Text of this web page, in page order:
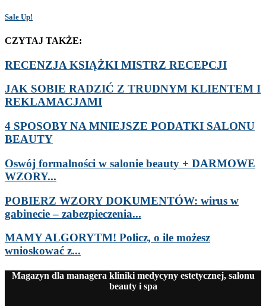
Sale Up!
CZYTAJ TAKŻE:
RECENZJA KSIĄŻKI MISTRZ RECEPCJI
JAK SOBIE RADZIĆ Z TRUDNYM KLIENTEM I
REKLAMACJAMI
4 SPOSOBY NA MNIEJSZE PODATKI SALONU
BEAUTY
Oswój formalności w salonie beauty + DARMOWE
WZORY...
POBIERZ WZORY DOKUMENTÓW: wirus w
gabinecie – zabezpieczenia...
MAMY ALGORYTM! Policz, o ile możesz
wnioskować z...
Magazyn dla managera kliniki medycyny estetycznej, salonu
beauty i spa